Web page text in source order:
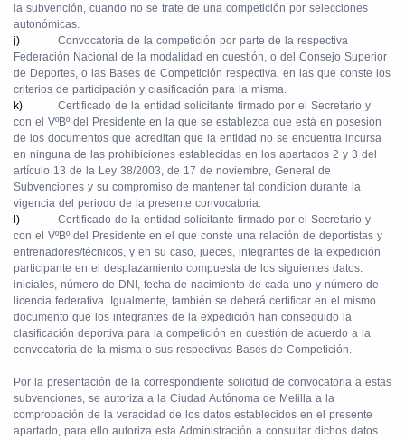
la subvención, cuando no se trate de una competición por selecciones
autonómicas.
j)
Convocatoria de la competición por parte de la respectiva
Federación Nacional de la modalidad en cuestión, o del Consejo Superior
de Deportes, o las Bases de Competición respectiva, en las que conste los
criterios de participación y clasificación para la misma.
k)
Certificado de la entidad solicitante firmado por el Secretario y
con el VºBº del Presidente en la que se establezca que está en posesión
de los documentos que acreditan que la entidad no se encuentra incursa
en ninguna de las prohibiciones establecidas en los apartados 2 y 3 del
artículo 13 de la Ley 38/2003, de 17 de noviembre, General de
Subvenciones y su compromiso de mantener tal condición durante la
vigencia del periodo de la presente convocatoria.
l)
Certificado de la entidad solicitante firmado por el Secretario y
con el VºBº del Presidente en el que conste una relación de deportistas y
entrenadores/técnicos, y en su caso, jueces, integrantes de la expedición
participante en el desplazamiento compuesta de los siguientes datos:
iniciales, número de DNI, fecha de nacimiento de cada uno y número de
licencia federativa. Igualmente, también se deberá certificar en el mismo
documento que los integrantes de la expedición han conseguido la
clasificación deportiva para la competición en cuestión de acuerdo a la
convocatoria de la misma o sus respectivas Bases de Competición.
Por la presentación de la correspondiente solicitud de convocatoria a estas
subvenciones, se autoriza a la Ciudad Autónoma de Melilla a la
comprobación de la veracidad de los datos establecidos en el presente
apartado, para ello autoriza esta Administración a consultar dichos datos